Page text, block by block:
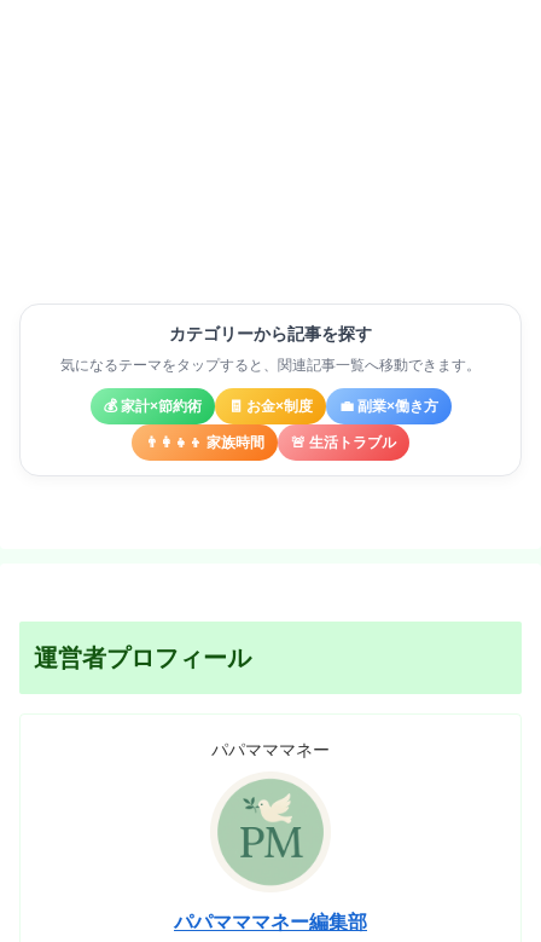
カテゴリーから記事を探す
気になるテーマをタップすると、関連記事一覧へ移動できます。
💰 家計×節約術 🧾 お金×制度 💼 副業×働き方
👨‍👩‍👧‍👦 家族時間 🚨 生活トラブル
運営者プロフィール
パパマママネー
パパマママネー編集部